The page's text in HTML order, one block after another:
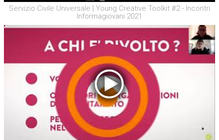
Servizio Civile Universale | Young Creative Toolkit #2 - Incontri
Informagiovani 2021